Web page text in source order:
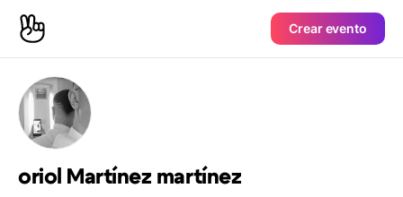
Crear evento
oriol Martínez martínez